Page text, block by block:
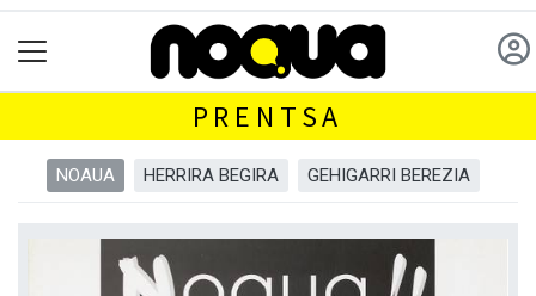
PRENTSA
NOAUA HERRIRA BEGIRA GEHIGARRI BEREZIA